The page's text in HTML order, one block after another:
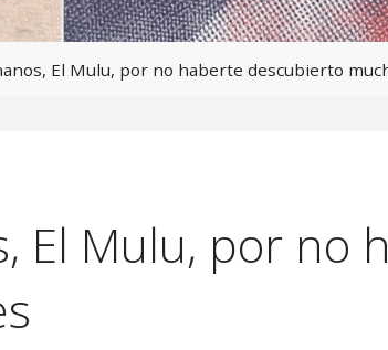
El Mulu, por no haberte descubierto
El Mulu, por no